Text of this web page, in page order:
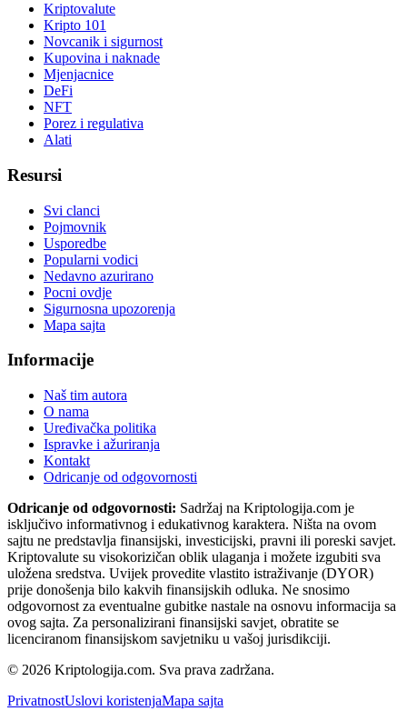
Kriptovalute
Kripto 101
Novcanik i sigurnost
Kupovina i naknade
Mjenjacnice
DeFi
NFT
Porez i regulativa
Alati
Resursi
Svi clanci
Pojmovnik
Usporedbe
Popularni vodici
Nedavno azurirano
Pocni ovdje
Sigurnosna upozorenja
Mapa sajta
Informacije
Naš tim autora
O nama
Uređivačka politika
Ispravke i ažuriranja
Kontakt
Odricanje od odgovornosti
Odricanje od odgovornosti: Sadržaj na Kriptologija.com je
isključivo informativnog i edukativnog karaktera. Ništa na ovom
sajtu ne predstavlja finansijski, investicijski, pravni ili poreski savjet.
Kriptovalute su visokorizičan oblik ulaganja i možete izgubiti sva
uložena sredstva. Uvijek provedite vlastito istraživanje (DYOR)
prije donošenja bilo kakvih finansijskih odluka. Ne snosimo
odgovornost za eventualne gubitke nastale na osnovu informacija sa
ovog sajta. Za personalizirani finansijski savjet, obratite se
licenciranom finansijskom savjetniku u vašoj jurisdikciji.
© 2026 Kriptologija.com. Sva prava zadržana.
PrivatnostUslovi koristenjaMapa sajta